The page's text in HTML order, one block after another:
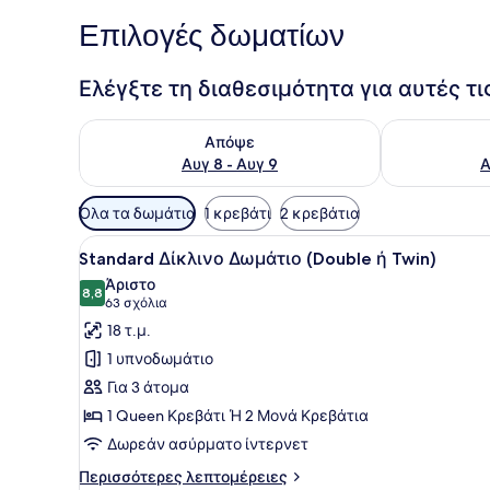
Επιλογές δωματίων
Ελέγξτε τη διαθεσιμότητα για αυτές
Απόψε
Αυγ 8 - Αυγ 9
Έλεγχος διαθεσιμότητας για απόψε Αυγ 8 - Αυγ 9
Έλεγχος
Διαθέσιμα
φίλτρα
για
τα
δωμάτια
Όλα τα δωμάτια 1 κρεβάτι 2 κρεβάτια
Προβολή
όλων
των
φωτογραφιών
για
Standard
Δίκλινο
Δωμάτιο
(Double
ή
9
Standard Δίκλινο Δωμάτιο (Double ή Twin)
8,88,8 στα 10
Άριστο
63 σχόλια
(63
σχόλια)
18 τ.μ.
1 υπνοδωμάτιο
Για 3 άτομα
1 Queen Κρεβάτι Ή 2 Μονά Κρεβάτια
Δωρεάν ασύρματο ίντερνετ
Περισσότερες λεπτομέρειες
Περισσότερες